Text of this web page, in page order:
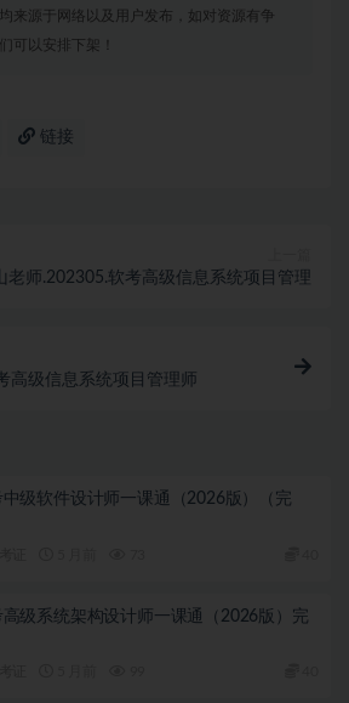
来源于网络以及用户发布，如对资源有争
可以安排下架！
链接
老师.202305.软考高级信息系统项目管理
高级信息系统项目管理师
中级软件设计师一课通（2026版）（完
高级系统架构设计师一课通（2026版）完